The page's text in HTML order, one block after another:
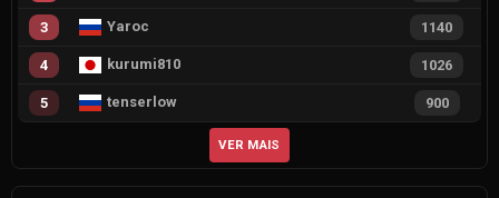
3 Yaroc 1140
4 kurumi810 1026
5 tenserlow 900
VER MAIS